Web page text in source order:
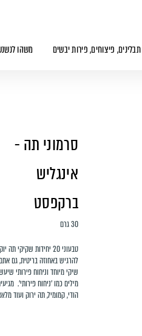
תבלינים, פיצוחים, פירות יבשים משהו
סרמוני תה -
אינגליש
ברקפסט
30 גרם
טבעוני 20 יחידות
שקיקי תה
להרגיש באחוזה בריטית, גם
שיקי מיוחד וניחוח פירותי
מילים כמו 'ניחוח פירותי'.
הודי, קמומיל, תה ירוק ועוד